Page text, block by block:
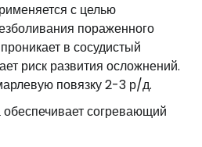
с целью
пораженного
в сосудистый
риск развития осложнений.
повязку 2-3 р/д.
согревающий